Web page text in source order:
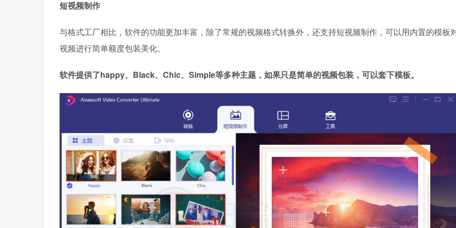
短视频制作
与格式工厂相比，软件的功能更加丰富，除了常规的视频格式转换外，还支持短视频制作，可以用内置的模板
视频进行简单额度包装美化。
软件提供了happy、Black、Chic、Simple等多种主题，如果只是简单的视频包装，可以套下模板。